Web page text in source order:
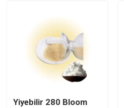
Bir İndirim İste
Gıda Sınıfı Jelatin Tozu
Yenilebilir Jelatin Tozu
Yiyebilir 280 Bloom